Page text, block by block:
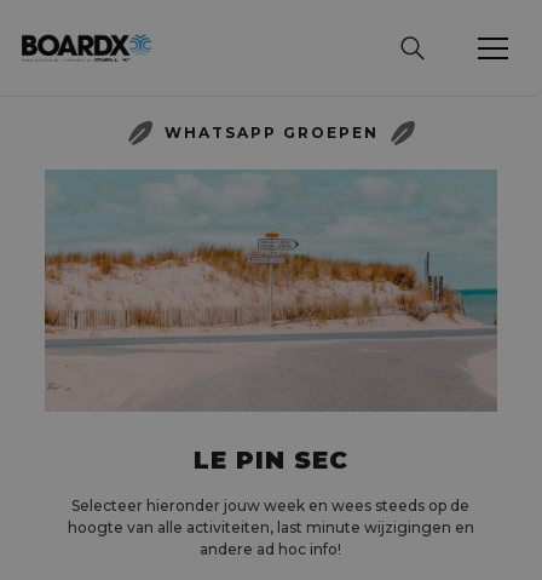
WHATSAPP GROEPEN
LE PIN SEC
Selecteer hieronder jouw week en wees steeds op de
hoogte van alle activiteiten, last minute wijzigingen en
andere ad hoc info!